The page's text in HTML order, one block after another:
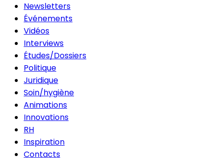
Newsletters
Événements
Vidéos
Interviews
Études/Dossiers
Politique
Juridique
Soin/hygiène
Animations
Innovations
RH
Inspiration
Contacts